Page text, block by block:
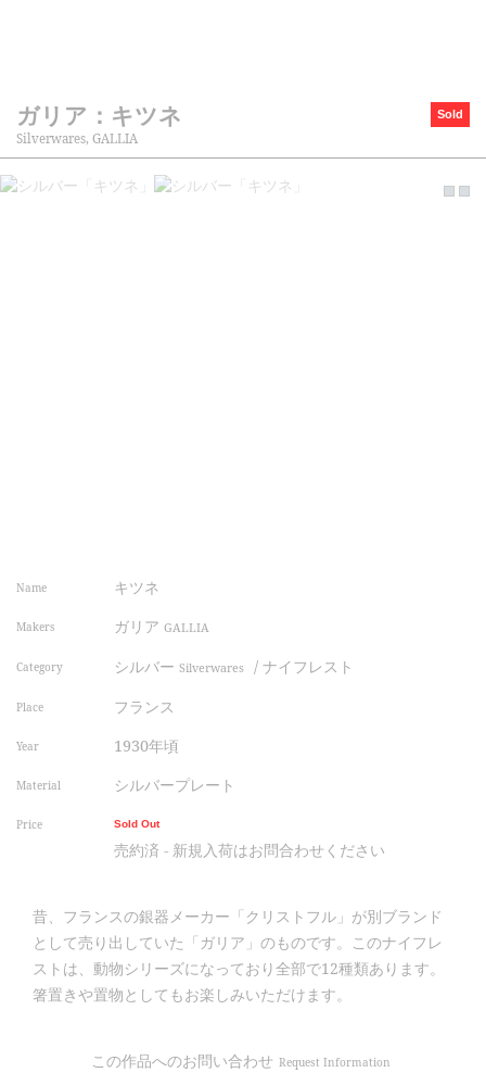
Sold
ガリア：キツネ
Silverwares, GALLIA
Name キツネ
Makers ガリア GALLIA
Category シルバー Silverwares / ナイフレスト
Place フランス
Year 1930年頃
Material シルバープレート
Price Sold Out
売約済 - 新規入荷はお問合わせください
昔、フランスの銀器メーカー「クリストフル」が別ブランド
として売り出していた「ガリア」のものです。このナイフレ
ストは、動物シリーズになっており全部で12種類あります。
箸置きや置物としてもお楽しみいただけます。
この作品へのお問い合わせ Request Information